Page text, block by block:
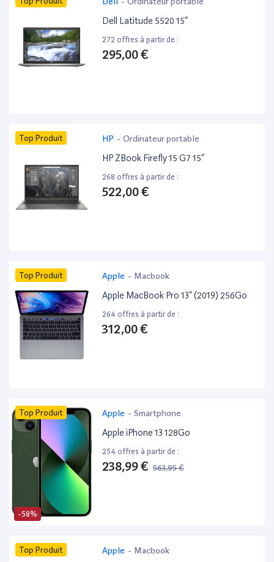
Dell Latitude 5520 15”
272 offres à partir de :
295,00 €
Top Produit HP - Ordinateur portable
HP ZBook Firefly 15 G7 15”
268 offres à partir de :
522,00 €
Top Produit Apple - Macbook
Apple MacBook Pro 13” (2019) 256Go
264 offres à partir de :
312,00 €
-58%
Top Produit Apple - Smartphone
Apple iPhone 13 128Go
254 offres à partir de :
238,99 € 563,95 €
Top Produit Apple - Macbook